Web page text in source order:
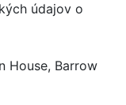
údajov o
House, Barrow